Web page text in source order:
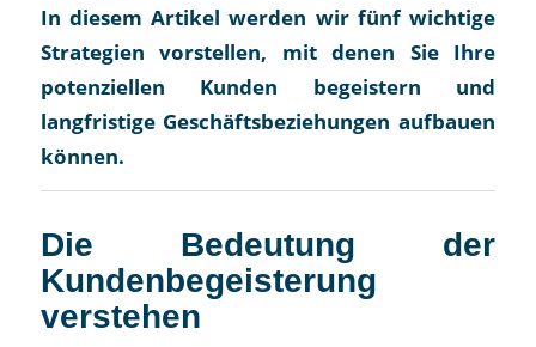
In diesem Artikel werden wir fünf wichtige
Strategien vorstellen, mit denen Sie Ihre
potenziellen Kunden begeistern und
langfristige Geschäftsbeziehungen aufbauen
können.
Die Bedeutung der
Kundenbegeisterung
verstehen